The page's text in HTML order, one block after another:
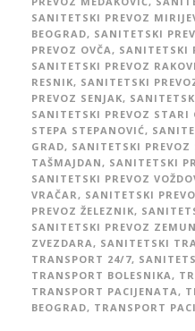
SANITETSKI PREVOZ
BEOGRAD, SANITETSKI
PREVOZ OVČA, SANITETSKI
SANITETSKI PREVOZ
RESNIK, SANITETSKI
PREVOZ SENJAK,
SANITETSKI PREVOZ STARI
STEPA STEPANOVIĆ,
GRAD, SANITETSKI PREVOZ
TAŠMAJDAN, SANITETSKI
SANITETSKI PREVOZ
VRAČAR, SANITETSKI
PREVOZ ŽELEZNIK,
SANITETSKI PREVOZ
ZVEZDARA, SANITETSKI
TRANSPORT 24/7,
TRANSPORT BOLESNIKA,
TRANSPORT PACIJENATA,
BEOGRAD, TRANSPORT